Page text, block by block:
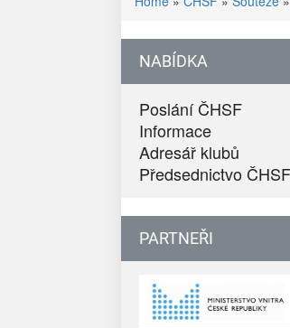
NABÍDKA
Poslání ČHSF
Informace
Adresář klubů
Předsednictvo ČHSF
PARTNEŘI